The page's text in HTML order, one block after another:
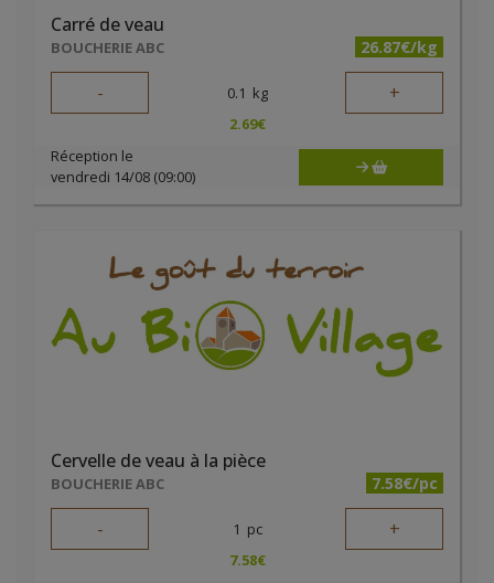
Carré de veau
BOUCHERIE ABC 26.87€/kg
- 0.1 kg +
2.69€
Réception le
vendredi 14/08 (09:00)
Cervelle de veau à la pièce
BOUCHERIE ABC 7.58€/pc
- 1 pc +
7.58€